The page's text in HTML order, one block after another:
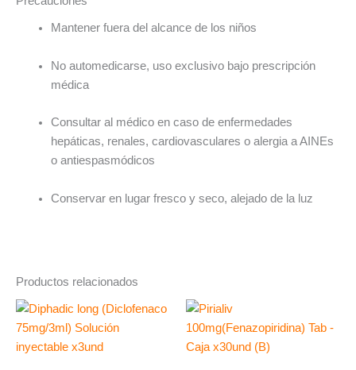
Mantener fuera del alcance de los niños
No automedicarse, uso exclusivo bajo prescripción
médica
Consultar al médico en caso de enfermedades
hepáticas, renales, cardiovasculares o alergia a AINEs
o antiespasmódicos
Conservar en lugar fresco y seco, alejado de la luz
Productos relacionados